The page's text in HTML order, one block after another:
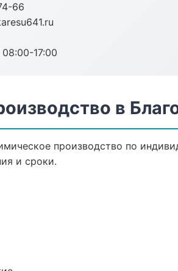
66
17:00
в
производство по
и сроки.